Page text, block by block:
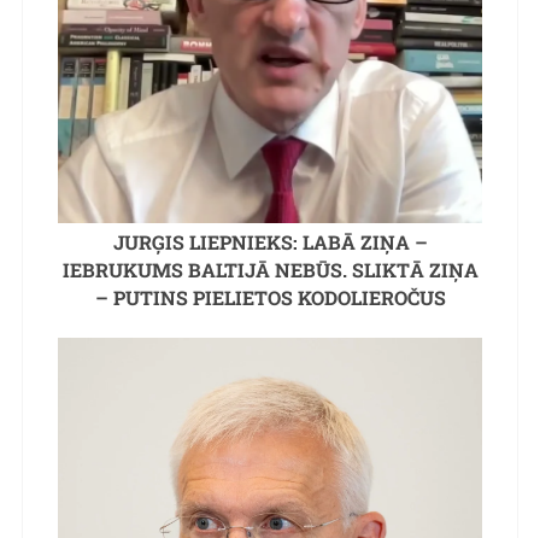
JURĢIS LIEPNIEKS: LABĀ ZIŅA –
IEBRUKUMS BALTIJĀ NEBŪS. SLIKTĀ ZIŅA
– PUTINS PIELIETOS KODOLIEROČUS